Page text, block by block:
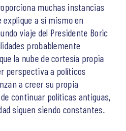
muchas instancias
explique a sí mismo en
viaje del Presidente Boric
probablemente
la nube de cortesía propia
perspectiva a políticos
a creer su propia
continuar políticas antiguas,
siguen siendo constantes.